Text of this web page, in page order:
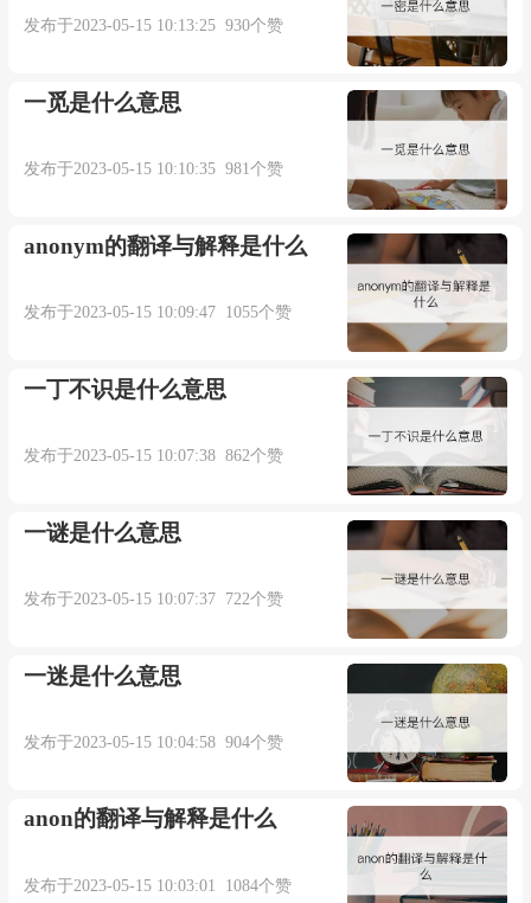
发布于2023-05-15 10:13:25 930个赞
一觅是什么意思
发布于2023-05-15 10:10:35 981个赞
anonym的翻译与解释是什么
发布于2023-05-15 10:09:47 1055个赞
一丁不识是什么意思
发布于2023-05-15 10:07:38 862个赞
一谜是什么意思
发布于2023-05-15 10:07:37 722个赞
一迷是什么意思
发布于2023-05-15 10:04:58 904个赞
anon的翻译与解释是什么
发布于2023-05-15 10:03:01 1084个赞